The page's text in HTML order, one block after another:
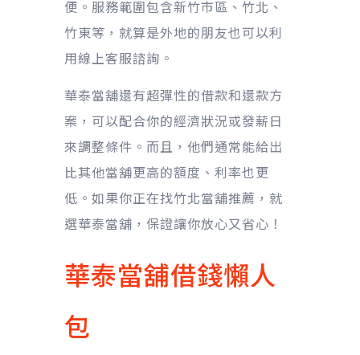
便。服務範圍包含新竹市區、竹北、
竹東等，就算是外地的朋友也可以利
用線上客服諮詢。
華泰當舖還有超彈性的借款和還款方
案，可以配合你的經濟狀況或發薪日
來調整條件。而且，他們通常能給出
比其他當舖更高的額度、利率也更
低。如果你正在找竹北當舖推薦，就
選華泰當舖，保證讓你放心又省心！
華泰當舖借錢懶人
包